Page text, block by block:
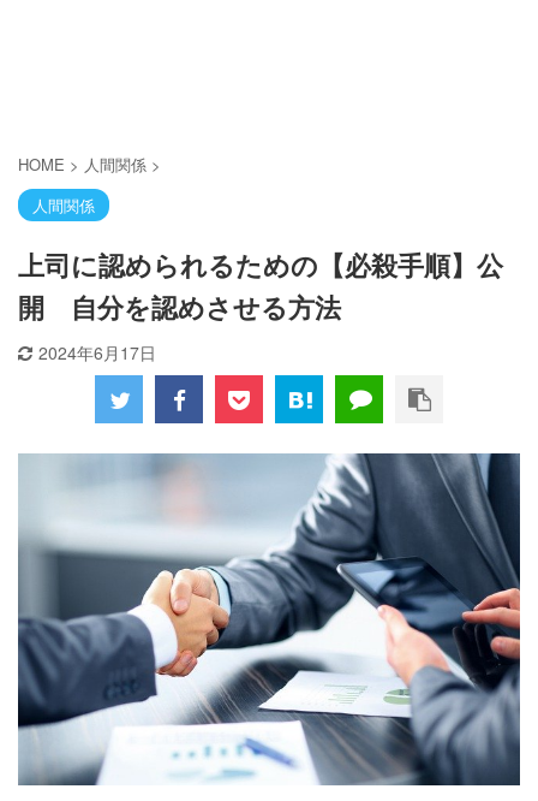
HOME > 人間関係 >
人間関係
上司に認められるための【必殺手順】公
開 自分を認めさせる方法
2024年6月17日